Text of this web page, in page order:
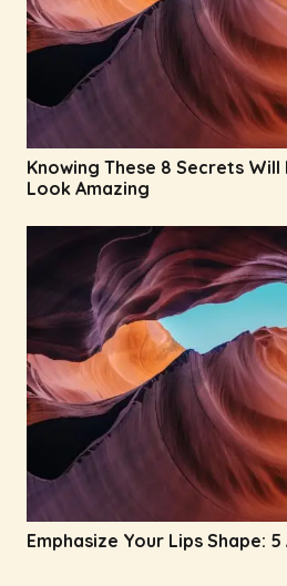
Knowing These 8 Secrets Will
Look Amazing
Emphasize Your Lips Shape: